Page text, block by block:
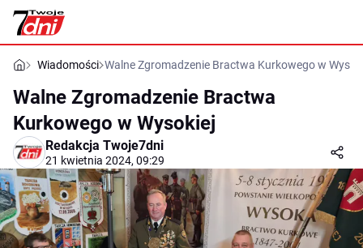
Wiadomości Walne Zgromadzenie Bractwa Kurkowego w
Walne Zgromadzenie Bractwa
Kurkowego w Wysokiej
Redakcja Twoje7dni
21 kwietnia 2024, 09:29